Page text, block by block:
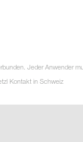
Jeder Anwender
Kontakt in Schweiz